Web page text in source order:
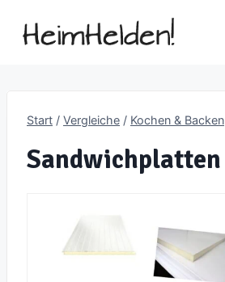
Inhalt
Start / Vergleiche / Kochen & Backen
Sandwichplatten